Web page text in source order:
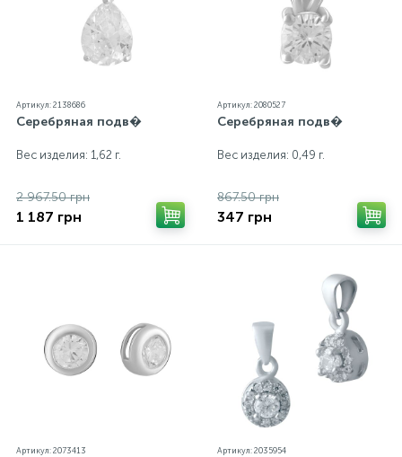
Артикул: 2138686
Серебряная подв�
Вес изделия: 1,62 г.
2 967.50 грн
1 187 грн
Артикул: 2080527
Серебряная подв�
Вес изделия: 0,49 г.
867.50 грн
347 грн
Артикул: 2073413 Артикул: 2035954